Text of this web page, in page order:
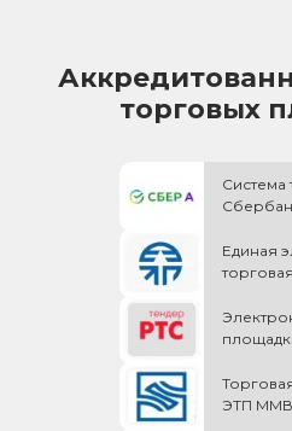
торговых
Система
Единая
ЭТП